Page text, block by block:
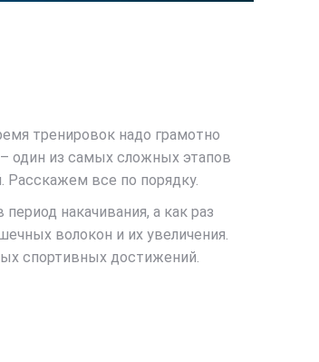
тренировок надо грамотно
– один из самых сложных этапов
Расскажем все по порядку.
накачивания, а как раз
волокон и их увеличения.
спортивных достижений.